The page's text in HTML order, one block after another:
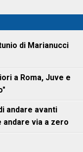
di Marianucci
a Roma, Juve e
andare avanti
andare via a zero